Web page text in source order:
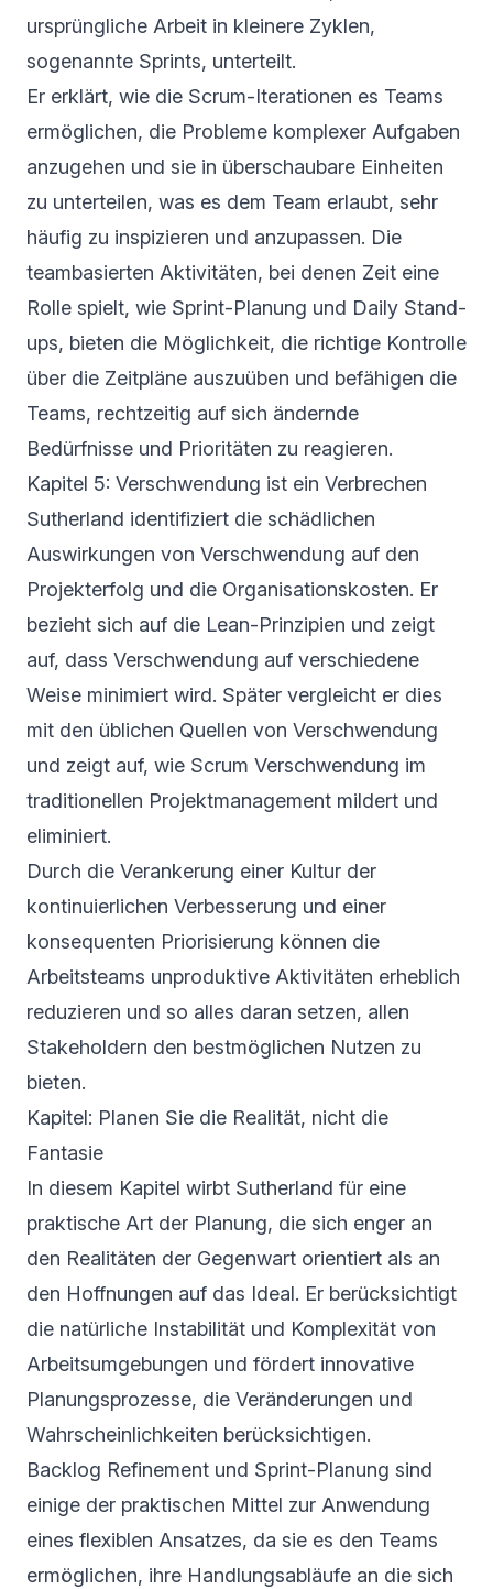
ursprüngliche Arbeit in kleinere Zyklen,
sogenannte Sprints, unterteilt.
Er erklärt, wie die Scrum-Iterationen es Teams
ermöglichen, die Probleme komplexer Aufgaben
anzugehen und sie in überschaubare Einheiten
zu unterteilen, was es dem Team erlaubt, sehr
häufig zu inspizieren und anzupassen. Die
teambasierten Aktivitäten, bei denen Zeit eine
Rolle spielt, wie Sprint-Planung und Daily Stand-
ups, bieten die Möglichkeit, die richtige Kontrolle
über die Zeitpläne auszuüben und befähigen die
Teams, rechtzeitig auf sich ändernde
Bedürfnisse und Prioritäten zu reagieren.
Kapitel 5: Verschwendung ist ein Verbrechen
Sutherland identifiziert die schädlichen
Auswirkungen von Verschwendung auf den
Projekterfolg und die Organisationskosten. Er
bezieht sich auf die Lean-Prinzipien und zeigt
auf, dass Verschwendung auf verschiedene
Weise minimiert wird. Später vergleicht er dies
mit den üblichen Quellen von Verschwendung
und zeigt auf, wie Scrum Verschwendung im
traditionellen Projektmanagement mildert und
eliminiert.
Durch die Verankerung einer Kultur der
kontinuierlichen Verbesserung und einer
konsequenten Priorisierung können die
Arbeitsteams unproduktive Aktivitäten erheblich
reduzieren und so alles daran setzen, allen
Stakeholdern den bestmöglichen Nutzen zu
bieten.
Kapitel: Planen Sie die Realität, nicht die
Fantasie
In diesem Kapitel wirbt Sutherland für eine
praktische Art der Planung, die sich enger an
den Realitäten der Gegenwart orientiert als an
den Hoffnungen auf das Ideal. Er berücksichtigt
die natürliche Instabilität und Komplexität von
Arbeitsumgebungen und fördert innovative
Planungsprozesse, die Veränderungen und
Wahrscheinlichkeiten berücksichtigen.
Backlog Refinement und Sprint-Planung sind
einige der praktischen Mittel zur Anwendung
eines flexiblen Ansatzes, da sie es den Teams
ermöglichen, ihre Handlungsabläufe an die sich